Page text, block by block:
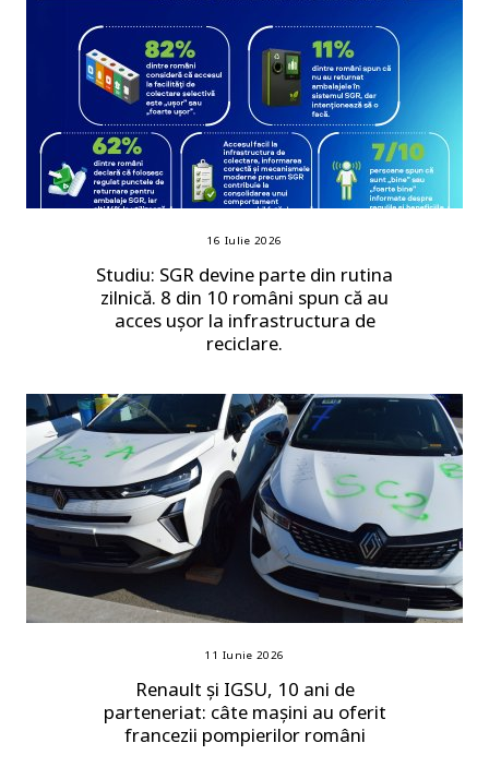
16 Iulie 2026
Studiu: SGR devine parte din rutina
zilnică. 8 din 10 români spun că au
acces ușor la infrastructura de
reciclare.
11 Iunie 2026
Renault și IGSU, 10 ani de
parteneriat: câte mașini au oferit
francezii pompierilor români